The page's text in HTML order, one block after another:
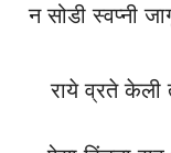
न सोडी स्वप्नी
राये व्रते